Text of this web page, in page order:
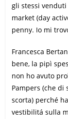
gli stessi
market (day
penny. Io mi
Francesca
bene, la pipì
non ho avuto
Pampers (che
scorta) perché
vestibilitá sulla